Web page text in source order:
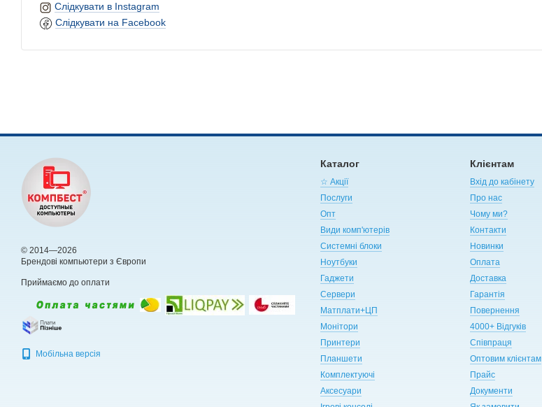
Слідкувати в Instagram
Слідкувати на Facebook
© 2014—2026
Брендові компьютери з Європи
Приймаємо до оплати
Мобільна версія
Каталог
☆ Акції
Послуги
Опт
Види комп'ютерів
Системні блоки
Ноутбуки
Гаджети
Сервери
Матплати+ЦП
Монітори
Принтери
Планшети
Комплектуючі
Аксесуари
Клієнтам
Вхід до кабінету
Про нас
Чому ми?
Контакти
Новинки
Оплата
Доставка
Гарантія
Повернення
4000+ Відгуків
Співпраця
Оптовим клієнтам
Прайс
Документи